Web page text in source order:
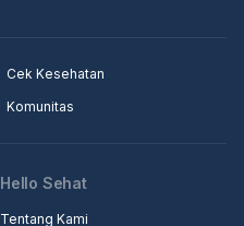
Cek Kesehatan
Komunitas
Hello Sehat
Tentang Kami